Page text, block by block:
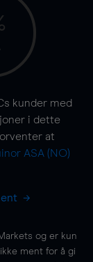
kunder med
i dette
at
ASA (NO)
og er kun
ment for å gi